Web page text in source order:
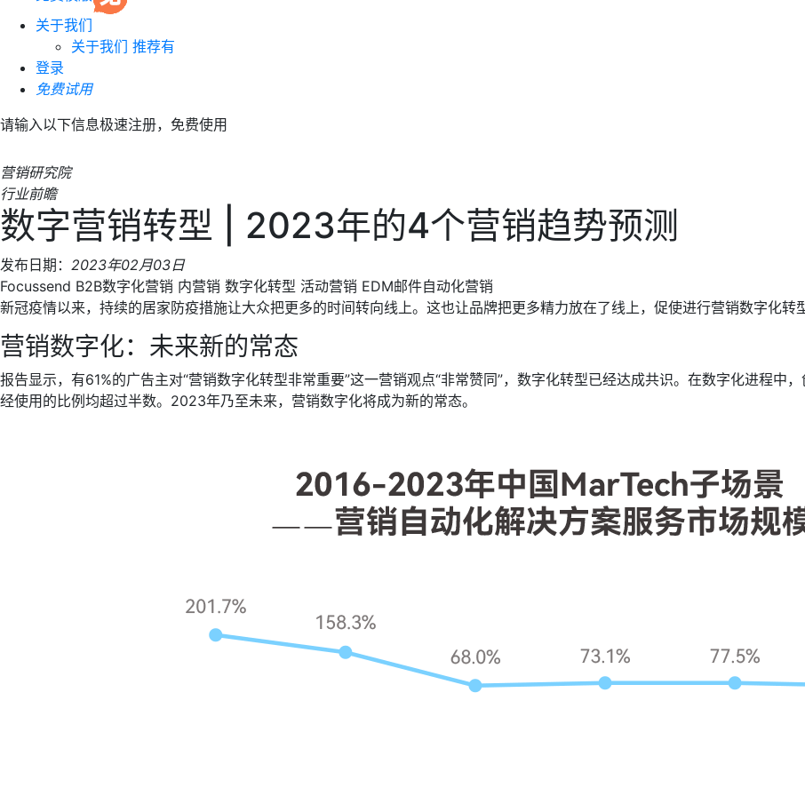
关于我们
关于我们 推荐有
登录
免费试用
请输入以下信息极速注册，免费使用
营销研究院
行业前瞻
数字营销转型 | 2023年的4个营销趋势预测
发布日期： 2023年02月03日
Focussend B2B数字化营销 内营销 数字化转型 活动营销 EDM邮件自动化营销
新冠疫情以来，持续的居家防疫措施让大众把更多的时间转向线上。这也让品牌把更多精力放在了线上，促使进行营销数字化转型
营销数字化：未来新的常态
报告显示，有61%的广告主对“营销数字化转型非常重要”这一营销观点“非常赞同”，数字化转型已经达成共识。在数字化进程中
经使用的比例均超过半数。2023年乃至未来，营销数字化将成为新的常态。